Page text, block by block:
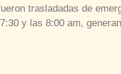
trasladadas de
y las 8:00 am,